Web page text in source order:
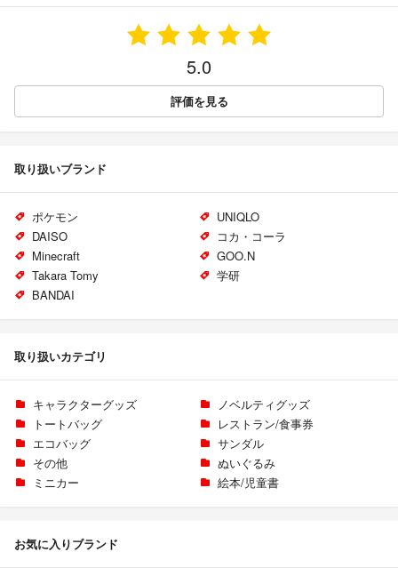
5.0
評価を見る
取り扱いブランド
ポケモン
UNIQLO
DAISO
コカ・コーラ
Minecraft
GOO.N
Takara Tomy
学研
BANDAI
取り扱いカテゴリ
キャラクターグッズ
ノベルティグッズ
トートバッグ
レストラン/食事券
エコバッグ
サンダル
その他
ぬいぐるみ
ミニカー
絵本/児童書
お気に入りブランド